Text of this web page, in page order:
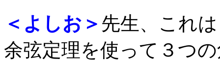
＜よしお＞ 先生、これ
余弦定理を使って３つ